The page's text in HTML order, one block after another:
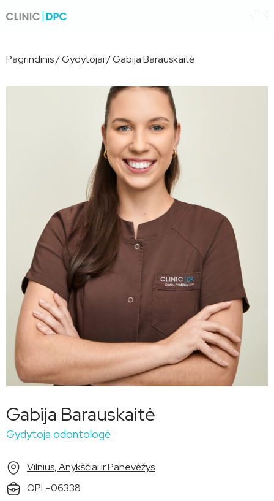
Pagrindinis/Gydytojai/Gabija Barauskaitė
Gabija Barauskaitė
Gydytoja odontologė
Vilnius, Anykščiai ir Panevėžys
OPL-06338